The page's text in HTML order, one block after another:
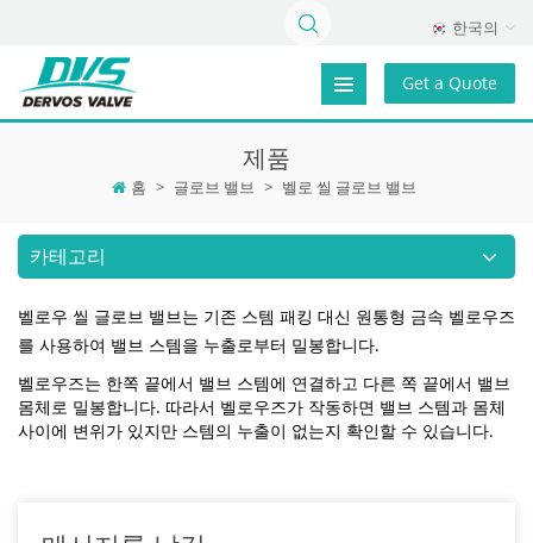
한국의
Get a Quote
제품
홈 > 글로브 밸브 > 벨로 씰 글로브 밸브
카테고리
벨로우 씰 글로브 밸브는 기존 스템 패킹 대신 원통형 금속 벨로우즈
를 사용하여 밸브 스템을 누출로부터 밀봉합니다.
벨로우즈는 한쪽 끝에서 밸브 스템에 연결하고 다른 쪽 끝에서 밸브
몸체로 밀봉합니다. 따라서 벨로우즈가 작동하면 밸브 스템과 몸체
사이에 변위가 있지만 스템의 누출이 없는지 확인할 수 있습니다.